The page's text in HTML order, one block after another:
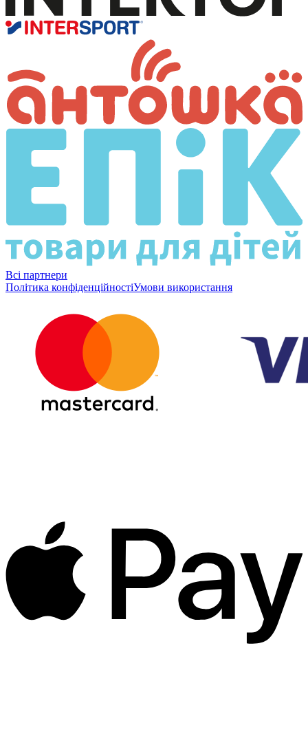
Всі партнери
Політика конфіденційностіУмови використання